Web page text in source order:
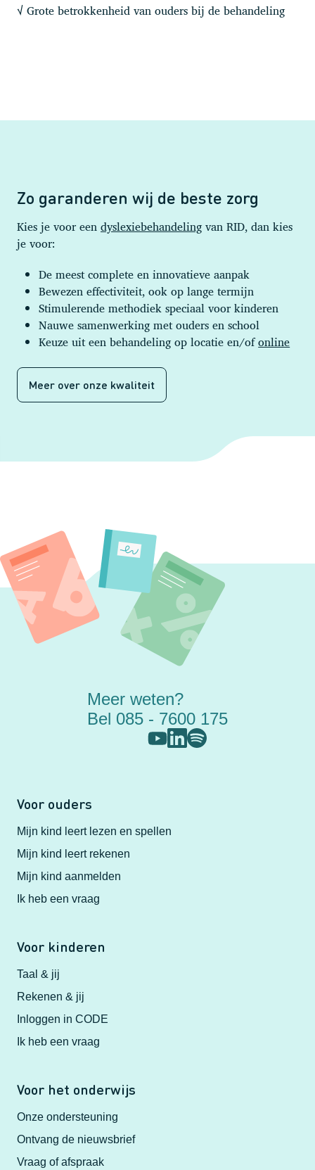
√ Grote betrokkenheid van ouders bij de behandeling
Zo garanderen wij de beste zorg
Kies je voor eendyslexiebehandelingvan RID, dan kies
je voor:
De meest complete en innovatieve aanpak
Bewezen effectiviteit, ook op lange termijn
Stimulerende methodiek speciaal voor kinderen
Nauwe samenwerking met ouders en school
Keuze uit een behandeling op locatie en/ofonline
Meer over onze kwaliteit
Meer weten?
Bel 085 - 7600 175
Voor ouders
Mijn kind leert lezen en spellen
Mijn kind leert rekenen
Mijn kind aanmelden
Ik heb een vraag
Voor kinderen
Taal & jij
Rekenen & jij
Inloggen in CODE
Ik heb een vraag
Voor het onderwijs
Onze ondersteuning
Ontvang de nieuwsbrief
Vraag of afspraak